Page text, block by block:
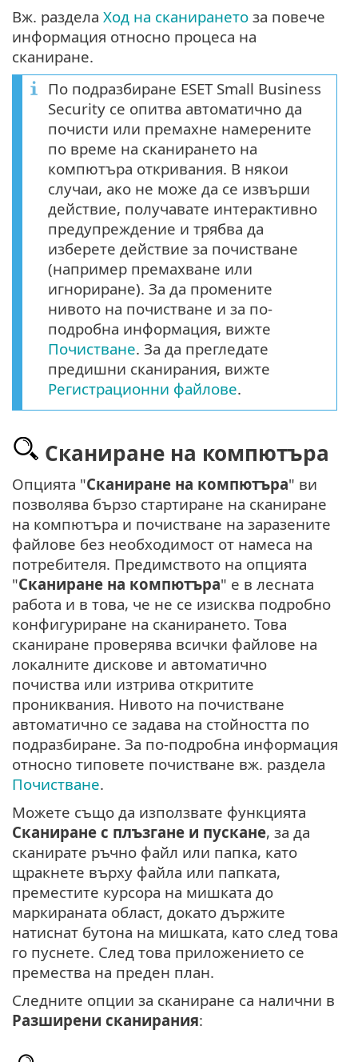
Вж. раздела Ход на сканирането за повече
информация относно процеса на
сканиране.
По подразбиране ESET Small Business
Security се опитва автоматично да
почисти или премахне намерените
по време на сканирането на
компютъра откривания. В някои
случаи, ако не може да се извърши
действие, получавате интерактивно
предупреждение и трябва да
изберете действие за почистване
(например премахване или
игнориране). За да промените
нивото на почистване и за по-
подробна информация, вижте
Почистване. За да прегледате
предишни сканирания, вижте
Регистрационни файлове.
Сканиране на компютъра
Опцията "Сканиране на компютъра" ви
позволява бързо стартиране на сканиране
на компютъра и почистване на заразените
файлове без необходимост от намеса на
потребителя. Предимството на опцията
"Сканиране на компютъра" е в лесната
работа и в това, че не се изисква подробно
конфигуриране на сканирането. Това
сканиране проверява всички файлове на
локалните дискове и автоматично
почиства или изтрива откритите
прониквания. Нивото на почистване
автоматично се задава на стойността по
подразбиране. За по-подробна информация
относно типовете почистване вж. раздела
Почистване.
Можете също да използвате функцията
Сканиране с плъзгане и пускане, за да
сканирате ръчно файл или папка, като
щракнете върху файла или папката,
преместите курсора на мишката до
маркираната област, докато държите
натиснат бутона на мишката, като след това
го пуснете. След това приложението се
премества на преден план.
Следните опции за сканиране са налични в
Разширени сканирания: